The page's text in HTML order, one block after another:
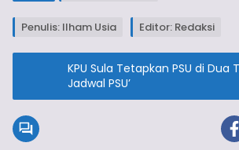
Penulis: Ilham Usia Editor: Redaksi
KPU Sula Tetapkan PSU di Dua
Jadwal PSU’